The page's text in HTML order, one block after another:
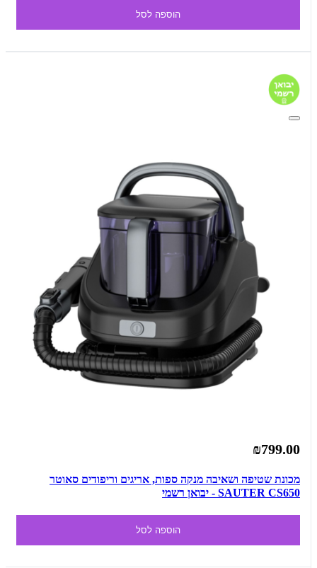
הוספה לסל
₪799.00
מכונת שטיפה ושאיבה מנקה ספות, אריגים וריפודים סאוטר
SAUTER CS650 - יבואן רשמי
הוספה לסל